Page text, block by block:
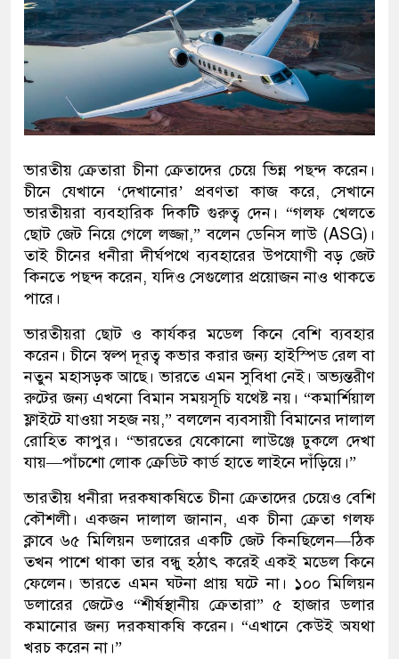
ভারতীয় ক্রেতারা চীনা ক্রেতাদের চেয়ে ভিন্ন পছন্দ করেন।
চীনে যেখানে ‘দেখানোর’ প্রবণতা কাজ করে, সেখানে
ভারতীয়রা ব্যবহারিক দিকটি গুরুত্ব দেন। “গলফ খেলতে
ছোট জেট নিয়ে গেলে লজ্জা,” বলেন ডেনিস লাউ (ASG)।
তাই চীনের ধনীরা দীর্ঘপথে ব্যবহারের উপযোগী বড় জেট
কিনতে পছন্দ করেন, যদিও সেগুলোর প্রয়োজন নাও থাকতে
পারে।
ভারতীয়রা ছোট ও কার্যকর মডেল কিনে বেশি ব্যবহার
করেন। চীনে স্বল্প দূরত্ব কভার করার জন্য হাইস্পিড রেল বা
নতুন মহাসড়ক আছে। ভারতে এমন সুবিধা নেই। অভ্যন্তরীণ
রুটের জন্য এখনো বিমান সময়সূচি যথেষ্ট নয়। “কমার্শিয়াল
ফ্লাইটে যাওয়া সহজ নয়,” বললেন ব্যবসায়ী বিমানের দালাল
রোহিত কাপুর। “ভারতের যেকোনো লাউঞ্জে ঢুকলে দেখা
যায়—পাঁচশো লোক ক্রেডিট কার্ড হাতে লাইনে দাঁড়িয়ে।”
ভারতীয় ধনীরা দরকষাকষিতে চীনা ক্রেতাদের চেয়েও বেশি
কৌশলী। একজন দালাল জানান, এক চীনা ক্রেতা গলফ
ক্লাবে ৬৫ মিলিয়ন ডলারের একটি জেট কিনছিলেন—ঠিক
তখন পাশে থাকা তার বন্ধু হঠাৎ করেই একই মডেল কিনে
ফেলেন। ভারতে এমন ঘটনা প্রায় ঘটে না। ১০০ মিলিয়ন
ডলারের জেটেও “শীর্ষস্থানীয় ক্রেতারা” ৫ হাজার ডলার
কমানোর জন্য দরকষাকষি করেন। “এখানে কেউই অযথা
খরচ করেন না।”